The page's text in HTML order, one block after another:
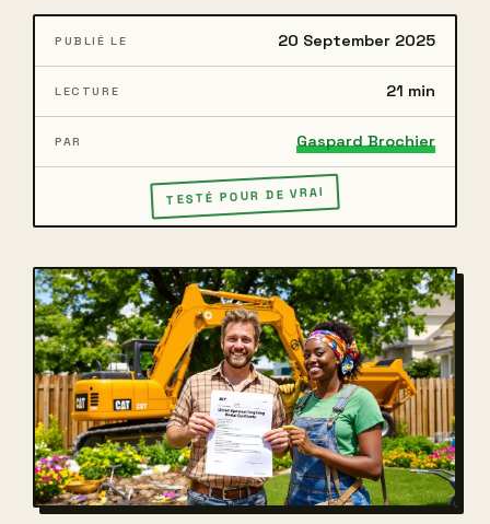
PUBLIÉ LE 20 September 2025
LECTURE 21 min
PAR Gaspard Brochier
TESTÉ POUR DE VRAI